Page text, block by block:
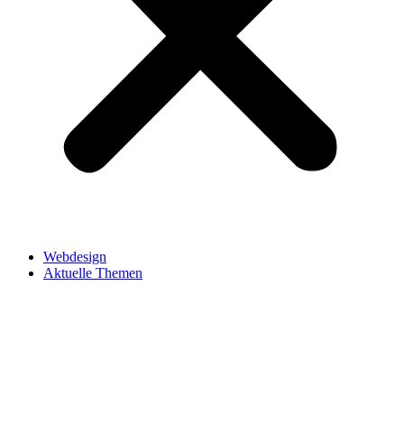
Webdesign
Aktuelle Themen